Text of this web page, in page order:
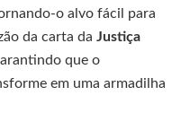
o alvo fácil para
da carta da Justiça
que o
em uma armadilha